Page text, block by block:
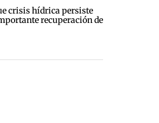
crisis hídrica persiste
recuperación de